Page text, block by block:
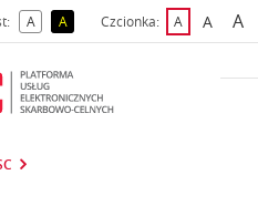
Akontrast domyślny
Akontrast żółty tekst na czarnym
Czcionka: Adomyślna
A A